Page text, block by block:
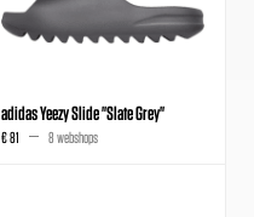
adidas Yeezy Slide "Slate Grey"
€ 81 8 webshops